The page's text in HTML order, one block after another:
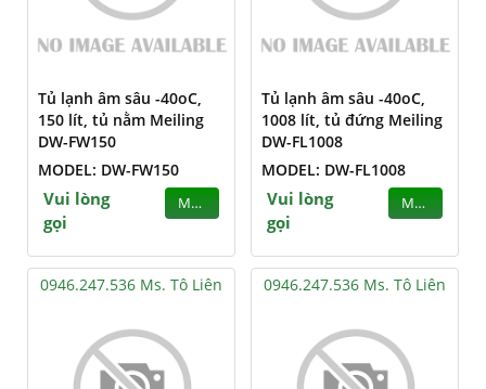
Tủ lạnh âm sâu -40oC,
150 lít, tủ nằm Meiling
DW-FW150
MODEL: DW-FW150
Vui lòng
gọi
MUA
Tủ lạnh âm sâu -40oC,
1008 lít, tủ đứng Meiling
DW-FL1008
MODEL: DW-FL1008
Vui lòng
gọi
MUA
0946.247.536 Ms. Tô Liên 0946.247.536 Ms. Tô Liên